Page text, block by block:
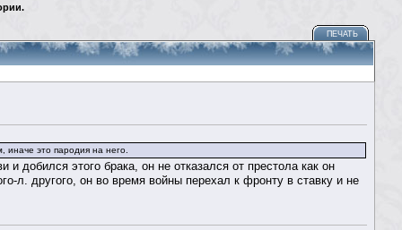
ПЕЧАТЬ
это пародия на него.
этого брака, он не отказался от престола как он
л. другого, он во время войны перехал к фронту в ставку и не